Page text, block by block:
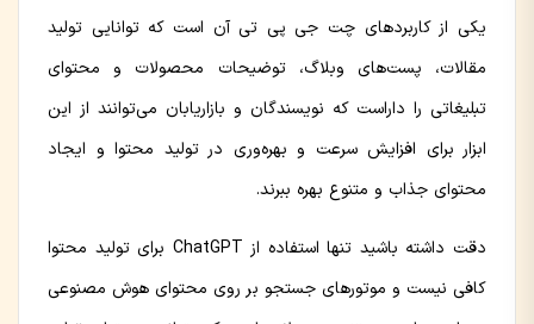
یکی از کاربردهای چت جی پی تی آن است که توانایی تولید
مقالات، پست‌های وبلاگ، توضیحات محصولات و محتوای
تبلیغاتی را داراست که نویسندگان و بازاریابان می‌توانند از این
ابزار برای افزایش سرعت و بهره‌وری در تولید محتوا و ایجاد
محتوای جذاب و متنوع بهره ببرند.
دقت داشته باشید تنها استفاده از ChatGPT برای تولید محتوا
کافی نیست و موتورهای جستجو بر روی محتوای هوش مصنوعی